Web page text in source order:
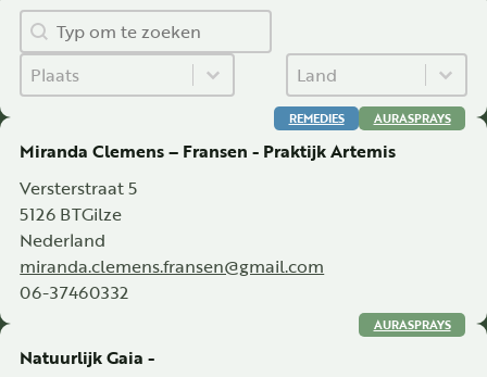
Zoek
Search content
Plaats
Select content Land
Select content
Miranda Clemens – Fransen - Praktijk Artemis
Versterstraat 5
5126 BTGilze
Nederland
miranda.clemens.fransen@gmail.com
06-37460332
REMEDIES AURASPRAYS
Natuurlijk Gaia -
AURASPRAYS